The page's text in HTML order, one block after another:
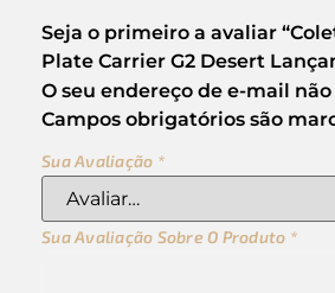
Seja o primeiro a avaliar
Plate Carrier G2 Desert
O seu endereço de e-mail
Campos obrigatórios são
Sua Avaliação *
Sua Avaliação Sobre O Produto *